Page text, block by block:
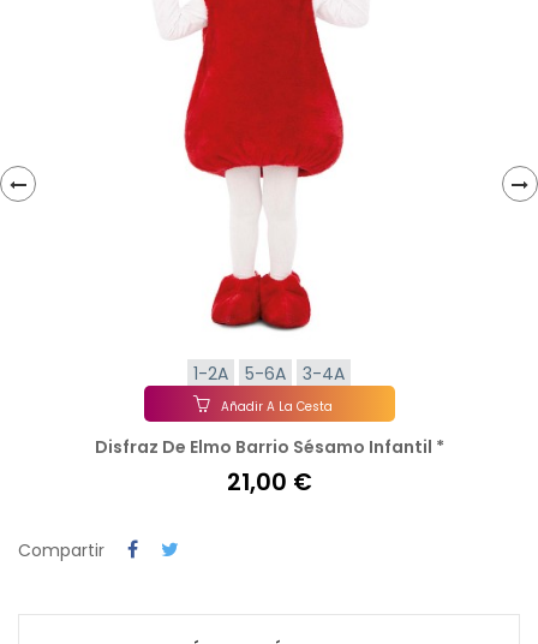
1-2A 5-6A 3-4A
Añadir A La Cesta
Disfraz De Elmo Barrio Sésamo Infantil *
21,00 €
Compartir